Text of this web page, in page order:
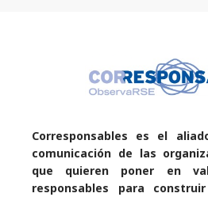
Corresponsables es el
comunicación de las
que quieren poner en
responsables para